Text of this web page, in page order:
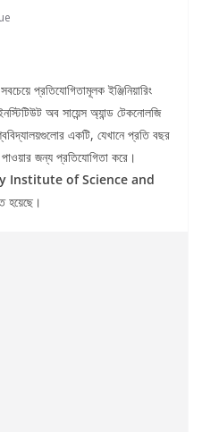
প্রতিযোগিতামূলক ইঞ্জিনিয়ারিং
অব সায়েন্স অ্যান্ড টেকনোলজি
একটি, যেখানে প্রতি বছর
পাওয়ার জন্য প্রতিযোগিতা করে।
Institute of Science and
হয়েছে।